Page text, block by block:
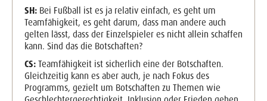
SH: Bei Fußball ist es ja relativ einfach, es geht um
Teamfähigkeit, es geht darum, dass man andere auch
gelten lässt, dass der Einzelspieler es nicht allein schaffen
kann. Sind das die Botschaften?
CS: Teamfähigkeit ist sicherlich eine der Botschaften.
Gleichzeitig kann es aber auch, je nach Fokus des
Programms, gezielt um Botschaften zu Themen wie